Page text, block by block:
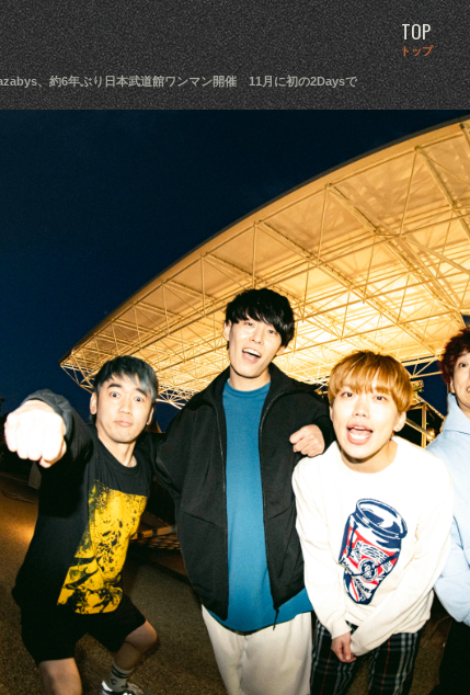
TOP
トップ
、約6年ぶり日本武道館ワンマン開催 11月に初の2Daysで